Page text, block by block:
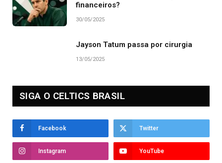
financeiros?
30/05/2025
Jayson Tatum passa por cirurgia
13/05/2025
SIGA O CELTICS BRASIL
Facebook Twitter
Instagram YouTube